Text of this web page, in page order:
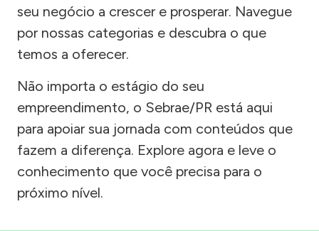
seu negócio a crescer e prosperar. Navegue
por nossas categorias e descubra o que
temos a oferecer.
Não importa o estágio do seu
empreendimento, o Sebrae/PR está aqui
para apoiar sua jornada com conteúdos que
fazem a diferença. Explore agora e leve o
conhecimento que você precisa para o
próximo nível.